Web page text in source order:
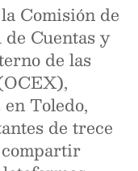
Comisión de
Cuentas y
de las
Toledo,
de trece